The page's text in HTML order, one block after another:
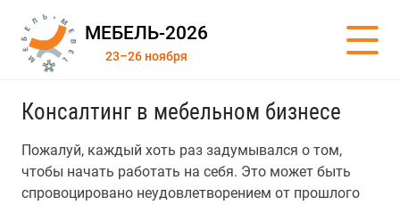
МЕБЕЛЬ-2026
23–26 ноября
Консалтинг в мебельном бизнесе
Пожалуй, каждый хоть раз задумывался о том,
чтобы начать работать на себя. Это может быть
спровоцировано неудовлетворением от прошлого